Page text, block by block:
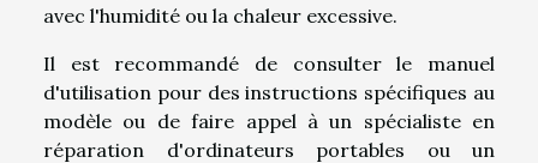
avec l'humidité ou la chaleur excessive.
Il est recommandé de consulter le manuel
d'utilisation pour des instructions spécifiques au
modèle ou de faire appel à un spécialiste en
réparation d'ordinateurs portables ou un